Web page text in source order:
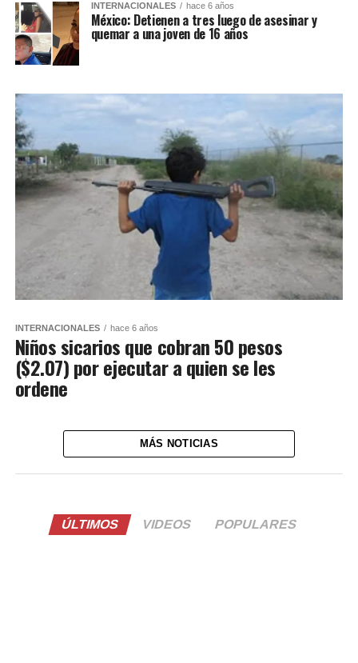
INTERNACIONALES hace 6 años
México: Detienen a tres luego de asesinar y
quemar a una joven de 16 años
INTERNACIONALES hace 6 años
Niños sicarios que cobran 50 pesos
($2.07) por ejecutar a quien se les
ordene
MÁS NOTICIAS
ÚLTIMOS VIDEOS POPULARES